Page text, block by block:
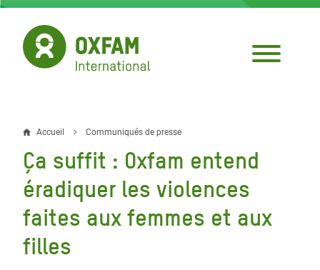
Aller
contenu
principal
Fil
d'Ariane
Accueil Communiqués de presse
Ça suffit : Oxfam entend
éradiquer les violences
faites aux femmes et aux
filles